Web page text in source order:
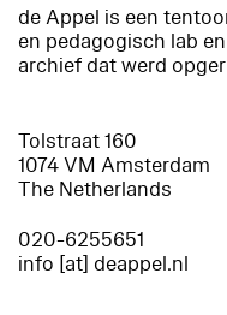
de Appel is een
en pedagogisch lab
archief dat werd
Tolstraat 160
1074 VM Amsterdam
The Netherlands
020-6255651
info [at] deappel.nl